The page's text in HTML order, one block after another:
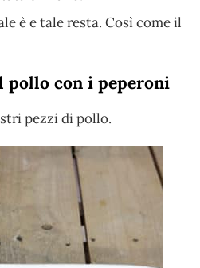
è e tale resta. Così come il
pollo con i peperoni
pezzi di pollo.